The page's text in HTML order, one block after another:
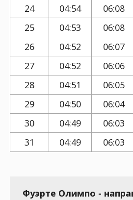
24 04:54 06:08
25
04:53 06:08
26
04:52 06:07
27
04:52 06:06
28
04:51 06:05
29
04:50 06:04
30
04:49 06:03
31
04:49 06:03
Фуэрте Олимпо -